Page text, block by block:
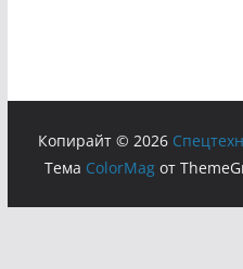
Копирайт © 2026
Тема ColorMag от